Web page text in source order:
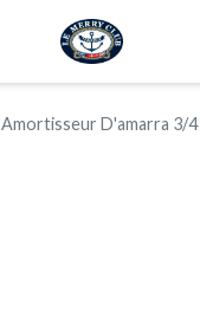
Amortisseur D'amarra 3/4